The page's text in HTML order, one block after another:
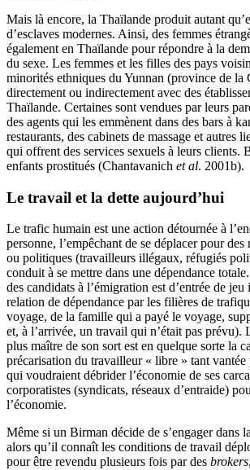
Mais là encore, la Thaïlande produit autant
d’esclaves modernes. Ainsi, des femmes
également en Thaïlande pour répondre à la
du sexe. Les femmes et les filles des pays
minorités ethniques du Yunnan (province de la
directement ou indirectement avec des
Thaïlande. Certaines sont vendues par leurs
des agents qui les emmènent dans des bars à
restaurants, des cabinets de massage et autres
qui offrent des services sexuels à leurs clients.
enfants prostitués (Chantavanich et al. 2001b).
Le travail et la dette aujourd’hui
Le trafic humain est une action détournée à
personne, l’empêchant de se déplacer pour
ou politiques (travailleurs illégaux, réfugiés
conduit à se mettre dans une dépendance
des candidats à l’émigration est d’entrée de
relation de dépendance par les filières de
voyage, de la famille qui a payé le voyage,
et, à l’arrivée, un travail qui n’était pas prévu).
plus maître de son sort est en quelque sorte la
précarisation du travailleur « libre » tant vantée
qui voudraient débrider l’économie de ses
corporatistes (syndicats, réseaux d’entraide)
l’économie.
Même si un Birman décide de s’engager dans
alors qu’il connaît les conditions de travail
pour être revendu plusieurs fois par des brokers